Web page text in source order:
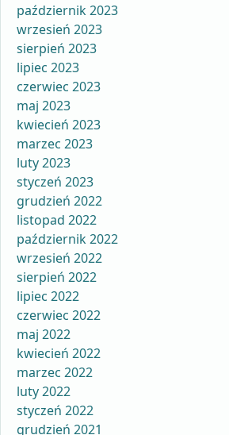
październik 2023
wrzesień 2023
sierpień 2023
lipiec 2023
czerwiec 2023
maj 2023
kwiecień 2023
marzec 2023
luty 2023
styczeń 2023
grudzień 2022
listopad 2022
październik 2022
wrzesień 2022
sierpień 2022
lipiec 2022
czerwiec 2022
maj 2022
kwiecień 2022
marzec 2022
luty 2022
styczeń 2022
grudzień 2021